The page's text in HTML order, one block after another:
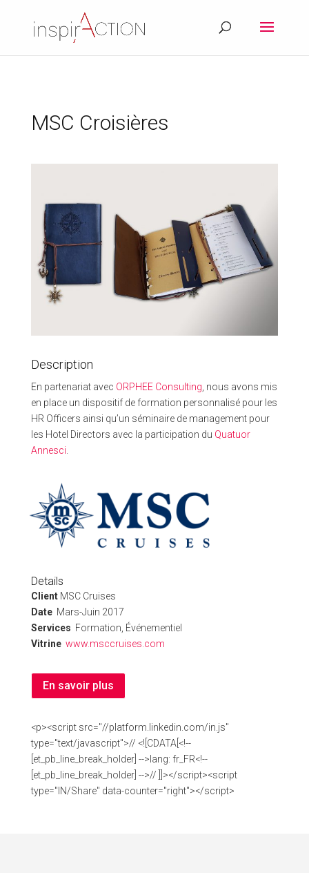
MSC Croisières
Description
En partenariat avec ORPHEE Consulting , nous avons mis
en place un dispositif de formation personnalisé pour les
HR Officers ainsi qu’un séminaire de management pour
les Hotel Directors avec la participation du Quatuor
Annesci
Details
Client MSC Cruises
Date Mars-Juin 2017
Services Formation, Événementiel
Vitrine www.msccruises.com
En savoir plus
<p><script src="//platform.linkedin.com/in.js"
type="text/javascript">// <![CDATA[<!--
[et_pb_line_break_holder] -->lang: fr_FR<!--
[et_pb_line_break_holder] -->// ]]></script><script
type="IN/Share" data-counter="right"></script>